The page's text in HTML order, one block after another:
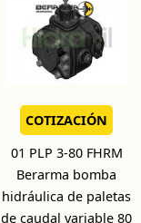
COTIZACIÓN
01 PLP 3-80 FHRM
Berarma bomba
hidráulica de paletas
de caudal variable 80